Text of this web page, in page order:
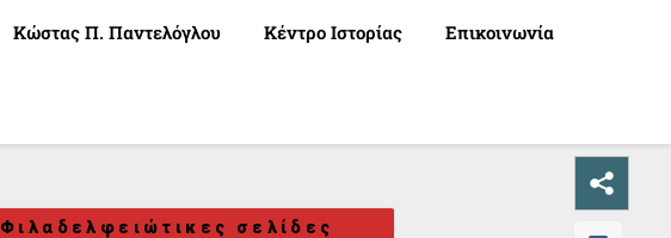
Κώστας Π. Παντελόγλου Κέντρο Ιστορίας Επικοινωνία
Φιλαδελφειώτικες σελίδες